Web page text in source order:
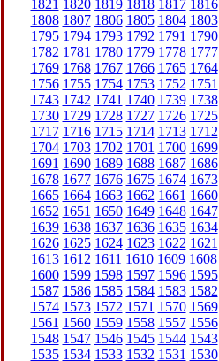
1821 1820 1819 1818 1817 1816
1808 1807 1806 1805 1804 1803
1795 1794 1793 1792 1791 1790
1782 1781 1780 1779 1778 1777
1769 1768 1767 1766 1765 1764
1756 1755 1754 1753 1752 1751
1743 1742 1741 1740 1739 1738
1730 1729 1728 1727 1726 1725
1717 1716 1715 1714 1713 1712
1704 1703 1702 1701 1700 1699
1691 1690 1689 1688 1687 1686
1678 1677 1676 1675 1674 1673
1665 1664 1663 1662 1661 1660
1652 1651 1650 1649 1648 1647
1639 1638 1637 1636 1635 1634
1626 1625 1624 1623 1622 1621
1613 1612 1611 1610 1609 1608
1600 1599 1598 1597 1596 1595
1587 1586 1585 1584 1583 1582
1574 1573 1572 1571 1570 1569
1561 1560 1559 1558 1557 1556
1548 1547 1546 1545 1544 1543
1535 1534 1533 1532 1531 1530